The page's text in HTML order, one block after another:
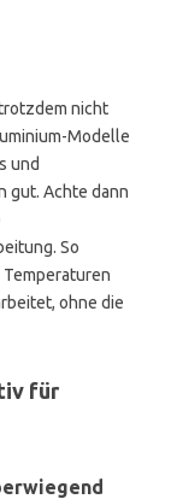
nicht
Modelle
und
gut. Achte dann
So
Temperaturen
ohne die
für